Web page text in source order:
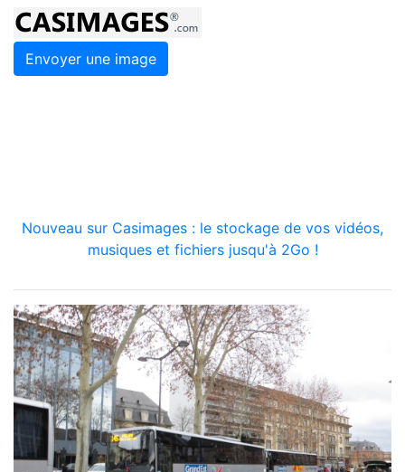
Envoyer une image
Nouveau sur Casimages : le stockage de vos vidéos,
musiques et fichiers jusqu'à 2Go !